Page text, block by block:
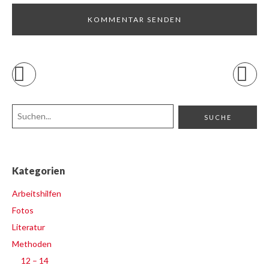
Kategorien
Arbeitshilfen
Fotos
Literatur
Methoden
12 – 14